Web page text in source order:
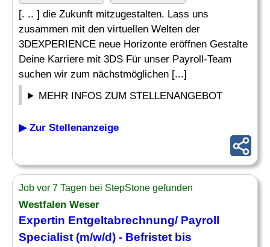
[. .. ] die Zukunft mitzugestalten. Lass uns
zusammen mit den virtuellen Welten der
3DEXPERIENCE neue Horizonte eröffnen Gestalte
Deine Karriere mit 3DS Für unser Payroll-Team
suchen wir zum nächstmöglichen [...]
MEHR INFOS ZUM STELLENANGEBOT
▶ Zur Stellenanzeige
Job vor 7 Tagen bei StepStone gefunden
Westfalen Weser
Expertin Entgeltabrechnung/ Payroll
Specialist (m/w/d) - Befristet bis